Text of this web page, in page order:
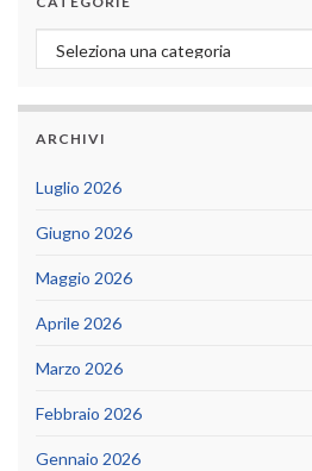
Categorie
ARCHIVI
Luglio 2026
Giugno 2026
Maggio 2026
Aprile 2026
Marzo 2026
Febbraio 2026
Gennaio 2026